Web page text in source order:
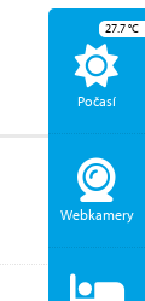
Počasí
27.7°C
Webkamery